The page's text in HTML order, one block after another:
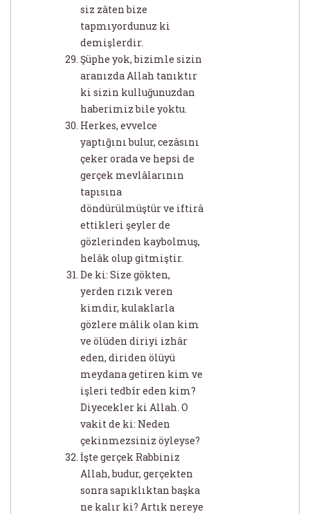
siz zâten bize
tapmıyordunuz ki
demişlerdir.
Şüphe yok, bizimle sizin
aranızda Allah tanıktır
ki sizin kulluğunuzdan
haberimiz bile yoktu.
Herkes, evvelce
yaptığını bulur, cezâsını
çeker orada ve hepsi de
gerçek mevlâlarının
tapısına
döndürülmüştür ve iftirâ
ettikleri şeyler de
gözlerinden kaybolmuş,
helâk olup gitmiştir.
De ki: Size gökten,
yerden rızık veren
kimdir, kulaklarla
gözlere mâlik olan kim
ve ölüden diriyi izhâr
eden, diriden ölüyü
meydana getiren kim ve
işleri tedbîr eden kim?
Diyecekler ki Allah. O
vakit de ki: Neden
çekinmezsiniz öyleyse?
İşte gerçek Rabbiniz
Allah, budur, gerçekten
sonra sapıklıktan başka
ne kalır ki? Artık nereye